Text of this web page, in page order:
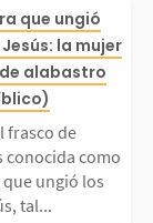
y las
del
es
pies
que ungió
la mujer
alabastro
frasco de
conocida como
ungió los
tal...